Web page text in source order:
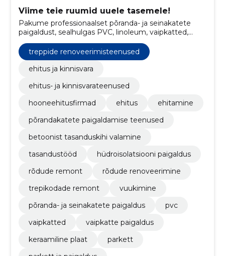
Viime teie ruumid uuele tasemele!
Pakume professionaalset põranda- ja seinakatete
paigaldust, sealhulgas PVC, linoleum, vaipkatted,
keraamilised plaadid ja parkett. Lisaks viime läbi
ettevalmistustööd, nagu põrandate tasandamine,
lihvimine ja märgade alade hüdroisolatsioon.
treppide renoveerimisteenused
ehitus ja kinnisvara
ehitus- ja kinnisvarateenused
hooneehitusfirmad
ehitus
ehitamine
põrandakatete paigaldamise teenused
betoonist tasanduskihi valamine
tasandustööd
hüdroisolatsiooni paigaldus
rõdude remont
rõdude renoveerimine
trepikodade remont
vuukimine
põranda- ja seinakatete paigaldus
pvc
vaipkatted
vaipkatte paigaldus
keraamiline plaat
parkett